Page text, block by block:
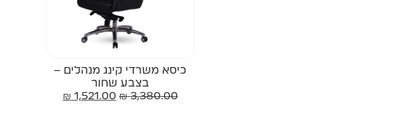
כיסא משרדי קינג מנהלים –
בצבע שחור
3,380.00
₪
1,521.00
₪